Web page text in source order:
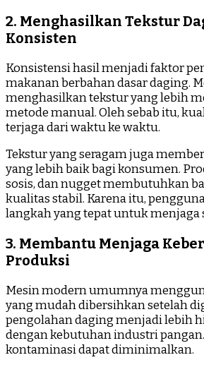
2. Menghasilkan Tekstur
Konsisten
Konsistensi hasil menjadi faktor
makanan berbahan dasar daging.
menghasilkan tekstur yang lebih
metode manual. Oleh sebab itu,
terjaga dari waktu ke waktu.
Tekstur yang seragam juga
yang lebih baik bagi konsumen.
sosis, dan nugget membutuhkan
kualitas stabil. Karena itu,
langkah yang tepat untuk menjaga
3. Membantu Menjaga
Produksi
Mesin modern umumnya
yang mudah dibersihkan setelah
pengolahan daging menjadi lebih
dengan kebutuhan industri
kontaminasi dapat diminimalkan.